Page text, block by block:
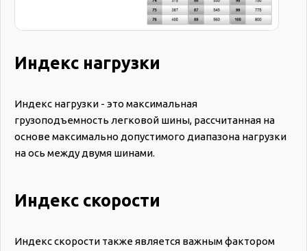
Индекс нагрузки
Индекс нагрузки - это максимальная
грузоподъемность легковой шины, рассчитанная на
основе максимально допустимого диапазона нагрузки
на ось между двумя шинами.
Индекс скорости
Индекс скорости также является важным фактором